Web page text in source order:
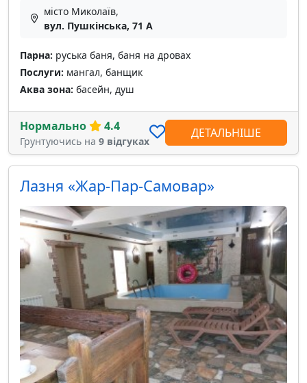
місто Миколаїв,
вул. Пушкінська, 71 А
Парна: руська баня, баня на дровах
Послуги: мангал, банщик
Аква зона: басейн, душ
Нормально 4.4
Грунтуючись на 9 відгуках
ДЕТАЛЬНІШЕ
Лазня «Жар-Пар-Самовар»